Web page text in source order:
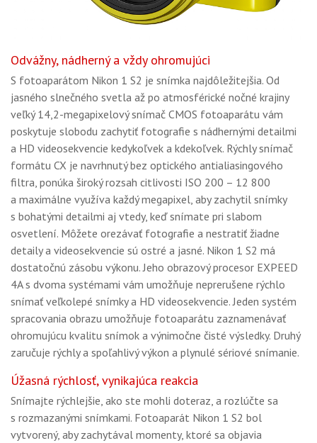
Odvážny, nádherný a vždy ohromujúci
S fotoaparátom Nikon 1 S2 je snímka najdôležitejšia. Od
jasného slnečného svetla až po atmosférické nočné krajiny
veľký 14,2-megapixelový snímač CMOS fotoaparátu vám
poskytuje slobodu zachytiť fotografie s nádhernými detailmi
a HD videosekvencie kedykoľvek a kdekoľvek. Rýchly snímač
formátu CX je navrhnutý bez optického antialiasingového
filtra, ponúka široký rozsah citlivosti ISO 200 – 12 800
a maximálne využíva každý megapixel, aby zachytil snímky
s bohatými detailmi aj vtedy, keď snímate pri slabom
osvetlení. Môžete orezávať fotografie a nestratiť žiadne
detaily a videosekvencie sú ostré a jasné. Nikon 1 S2 má
dostatočnú zásobu výkonu. Jeho obrazový procesor EXPEED
4A s dvoma systémami vám umožňuje neprerušene rýchlo
snímať veľkolepé snímky a HD videosekvencie. Jeden systém
spracovania obrazu umožňuje fotoaparátu zaznamenávať
ohromujúcu kvalitu snímok a výnimočne čisté výsledky. Druhý
zaručuje rýchly a spoľahlivý výkon a plynulé sériové snímanie.
Úžasná rýchlosť, vynikajúca reakcia
Snímajte rýchlejšie, ako ste mohli doteraz, a rozlúčte sa
s rozmazanými snímkami. Fotoaparát Nikon 1 S2 bol
vytvorený, aby zachytával momenty, ktoré sa objavia